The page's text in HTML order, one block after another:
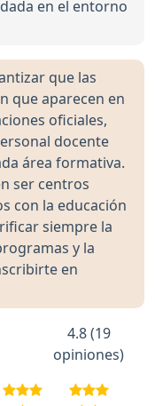
en el entorno
que las
que aparecen en
oficiales,
docente
área formativa.
ser centros
con la educación
siempre la
y la
en
4.8 (19
opiniones)